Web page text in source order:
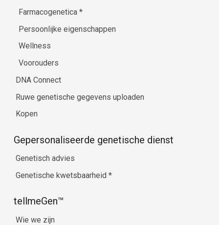
Farmacogenetica*
Persoonlijke eigenschappen
Wellness
Voorouders
DNA Connect
Ruwe genetische gegevens uploaden
Kopen
Gepersonaliseerde genetische dienst
Genetisch advies
Genetische kwetsbaarheid *
tellmeGen™
Wie we zijn